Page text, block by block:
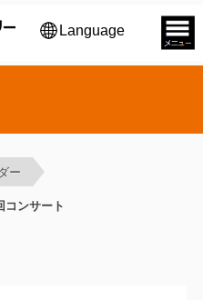
Language
ー
ンサート